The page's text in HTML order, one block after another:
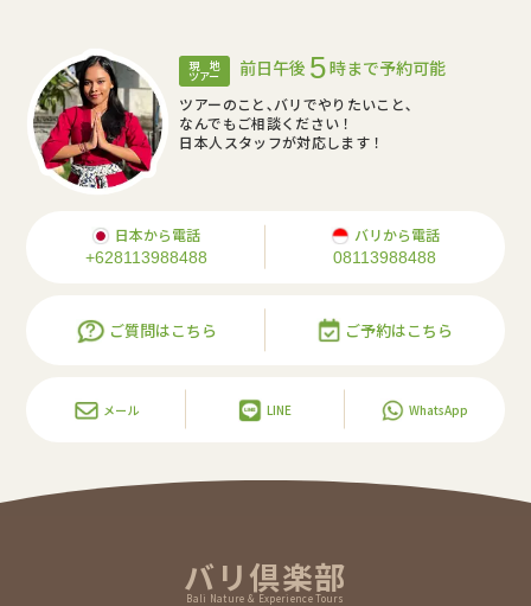
現 地
ツアー 前日午後 5時まで予約可能
ツアーのこと､バリでやりたいこと､
なんでもご相談ください！
日本人スタッフが対応します！
日本から電話
+628113988488
バリから電話
08113988488
ご質問はこちら ご予約はこちら
メール LINE WhatsApp
バリ倶楽部
Bali Nature & Experience Tours